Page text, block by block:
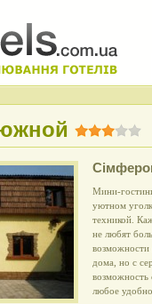
Мини-
уютном
техникой.
не любят
возможности
дома, но с
возможность
любое